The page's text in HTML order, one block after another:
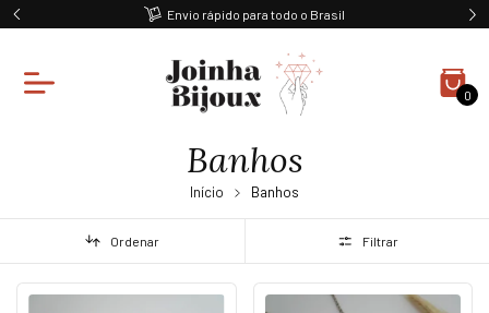
Envio rápido para todo o Brasil
0
Banhos
Início Banhos
Ordenar Filtrar